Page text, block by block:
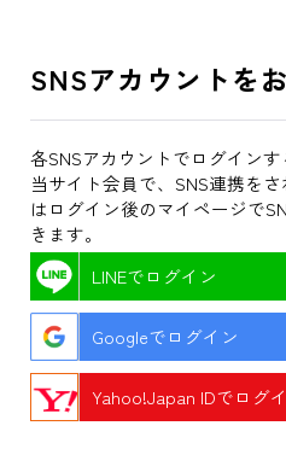
SNSアカウントを
各SNSアカウントでログインす
当サイト会員で、SNS連携を
はログイン後のマイページで
きます。
LINEでログイン
Googleでログイン
Yahoo!Japan IDでログ